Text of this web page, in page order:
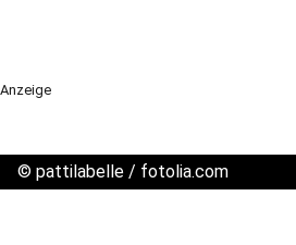
Anzeige
© pattilabelle / fotolia.com